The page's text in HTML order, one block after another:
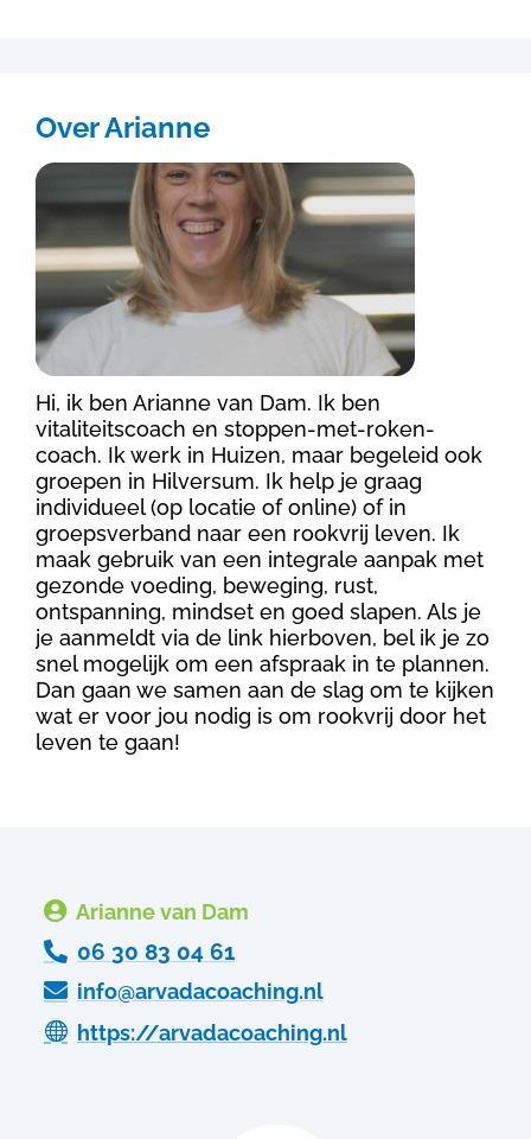
Over Arianne
Hi, ik ben Arianne van Dam. Ik ben
vitaliteitscoach en stoppen-met-roken-
coach. Ik werk in Huizen, maar begeleid ook
groepen in Hilversum. Ik help je graag
individueel (op locatie of online) of in
groepsverband naar een rookvrij leven. Ik
maak gebruik van een integrale aanpak met
gezonde voeding, beweging, rust,
ontspanning, mindset en goed slapen. Als je
je aanmeldt via de link hierboven, bel ik je zo
snel mogelijk om een afspraak in te plannen.
Dan gaan we samen aan de slag om te kijken
wat er voor jou nodig is om rookvrij door het
leven te gaan!
 Arianne van Dam
 06 30 83 04 61
 info@arvadacoaching.nl
 https://arvadacoaching.nl